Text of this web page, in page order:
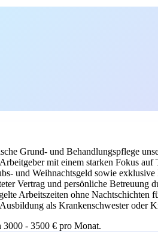
Grund- und Behandlungspflege
mit einem starken Fokus auf
und Weihnachtsgeld sowie exklusive
Vertrag und persönliche Betreuung
Arbeitszeiten ohne Nachtschichten
als Krankenschwester oder
3000 - 3500 € pro Monat.